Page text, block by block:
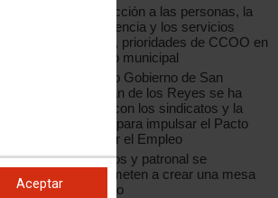
Aceptar
el
la
La protección a las personas, la
transparencia y los servicios
públicos, prioridades de CCOO en
el ámbito municipal
El equipo Gobierno de San
Sebastián de los Reyes se ha
reunido con los sindicatos y la
patronal para impulsar el Pacto
Local por el Empleo
Sindicatos y patronal se
comprometen a crear una mesa
de trabajo